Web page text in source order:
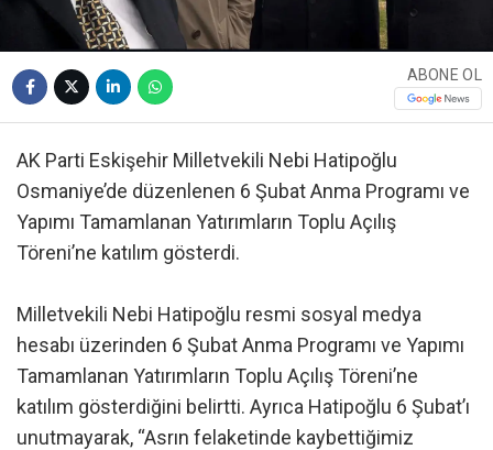
ABONE OL
AK Parti Eskişehir Milletvekili Nebi Hatipoğlu
Osmaniye’de düzenlenen 6 Şubat Anma Programı ve
Yapımı Tamamlanan Yatırımların Toplu Açılış
Töreni’ne katılım gösterdi.
Milletvekili Nebi Hatipoğlu resmi sosyal medya
hesabı üzerinden 6 Şubat Anma Programı ve Yapımı
Tamamlanan Yatırımların Toplu Açılış Töreni’ne
katılım gösterdiğini belirtti. Ayrıca Hatipoğlu 6 Şubat’ı
unutmayarak, “Asrın felaketinde kaybettiğimiz